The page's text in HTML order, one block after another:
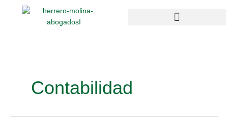
Contabilidad